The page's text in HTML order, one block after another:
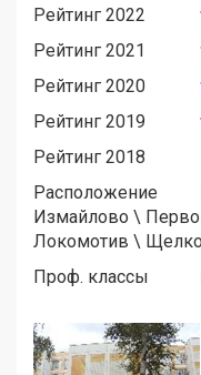
Рейтинг 2022
Рейтинг 2021
Рейтинг 2020
Рейтинг 2019
Рейтинг 2018
Расположение
Измайлово \
Локомотив \
Проф. классы